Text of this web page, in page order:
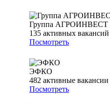
Группа АГРОИНВЕСТ
135 активных вакансий
Посмотреть
ЭФКО
482 активные вакансии
Посмотреть